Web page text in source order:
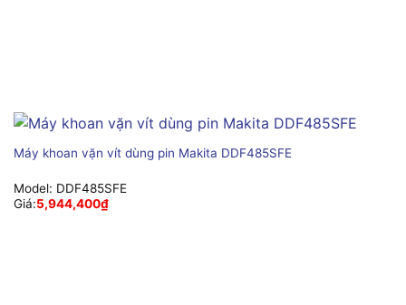
Máy khoan vặn vít dùng pin Makita DDF485SFE
Model: DDF485SFE
Giá:5,944,400₫